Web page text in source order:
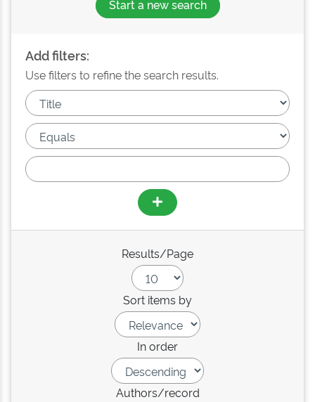
Start a new search
Add filters:
Use filters to refine the search results.
Results/Page
Sort items by
In order
Authors/record